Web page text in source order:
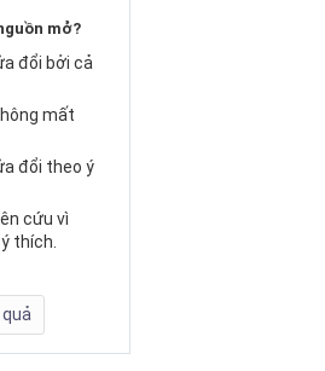
mở?
đổi bởi cả
mất
đổi theo ý
cứu vì
thích.